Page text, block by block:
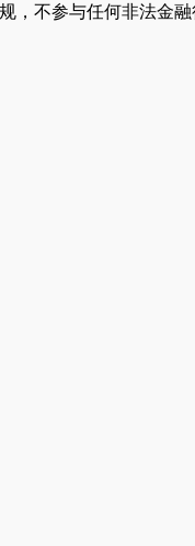
不参与任何非法金